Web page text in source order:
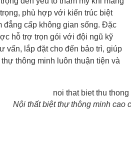
phù hợp với kiến trúc biệt
đẳng cấp không gian sống. Đặc
hỗ trợ trọn gói với đội ngũ kỹ
vấn, lắp đặt cho đến bảo trì, giúp
thông minh luôn thuận tiện và
Nội thất biệt thự thông minh cao